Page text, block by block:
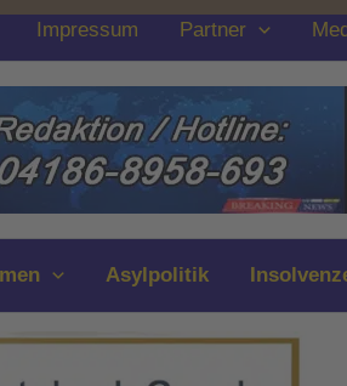
Impressum Partner
Asylpolitik